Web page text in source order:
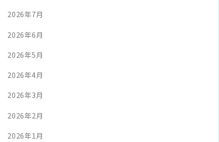
2026年7月
2026年6月
2026年5月
2026年4月
2026年3月
2026年2月
2026年1月